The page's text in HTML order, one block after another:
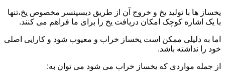
یخساز ها با تولید یخ و خروج آن از طریق دیسپنسر مخصوص یخ،تنها
با یک اشاره کوچک امکان دریافت یخ را برای ما فراهم می کنند.
اما به دلیلی ممکن است یخساز خراب و معیوب شود و کارایی اصلی
خود را نداشته باشد.
از جمله مواردی که یخساز خراب می شود می توان به: